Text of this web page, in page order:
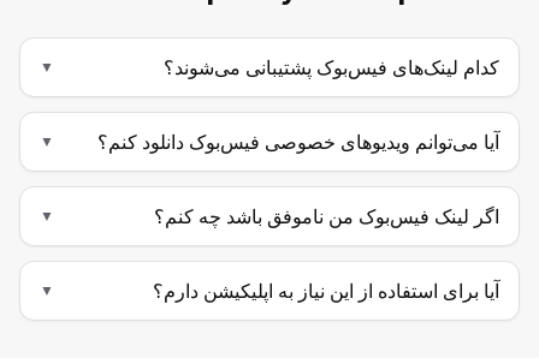
کدام لینک‌های فیس‌بوک پشتیبانی می‌شوند؟ ▼
آیا می‌توانم ویدیوهای خصوصی فیس‌بوک دانلود کنم؟ ▼
اگر لینک فیس‌بوک من ناموفق باشد چه کنم؟ ▼
آیا برای استفاده از این نیاز به اپلیکیشن دارم؟ ▼